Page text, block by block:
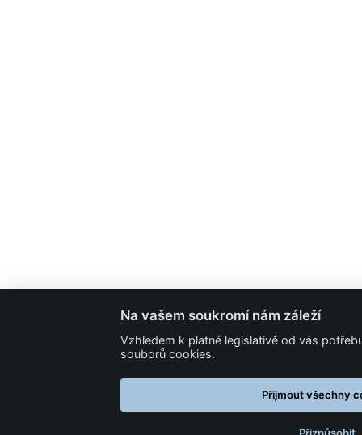
Na vašem soukromí nám záleží
Vzhledem k platné legislativě od vás
souborů cookies.
Přijmout všechny
Přizpůsobit